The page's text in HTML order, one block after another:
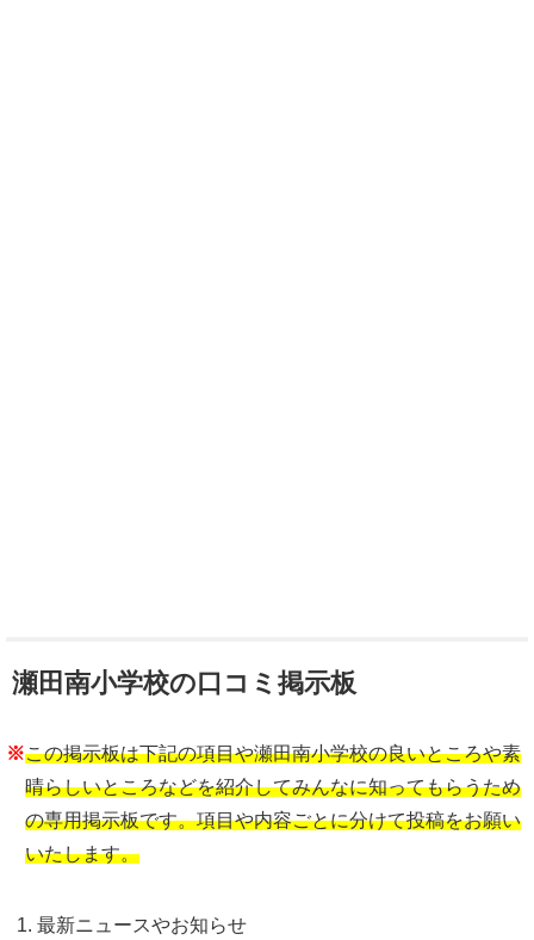
瀬田南小学校の口コミ掲示板
※この掲示板は下記の項目や瀬田南小学校の良いところや素
晴らしいところなどを紹介してみんなに知ってもらうため
の専用掲示板です。項目や内容ごとに分けて投稿をお願い
いたします。
最新ニュースやお知らせ